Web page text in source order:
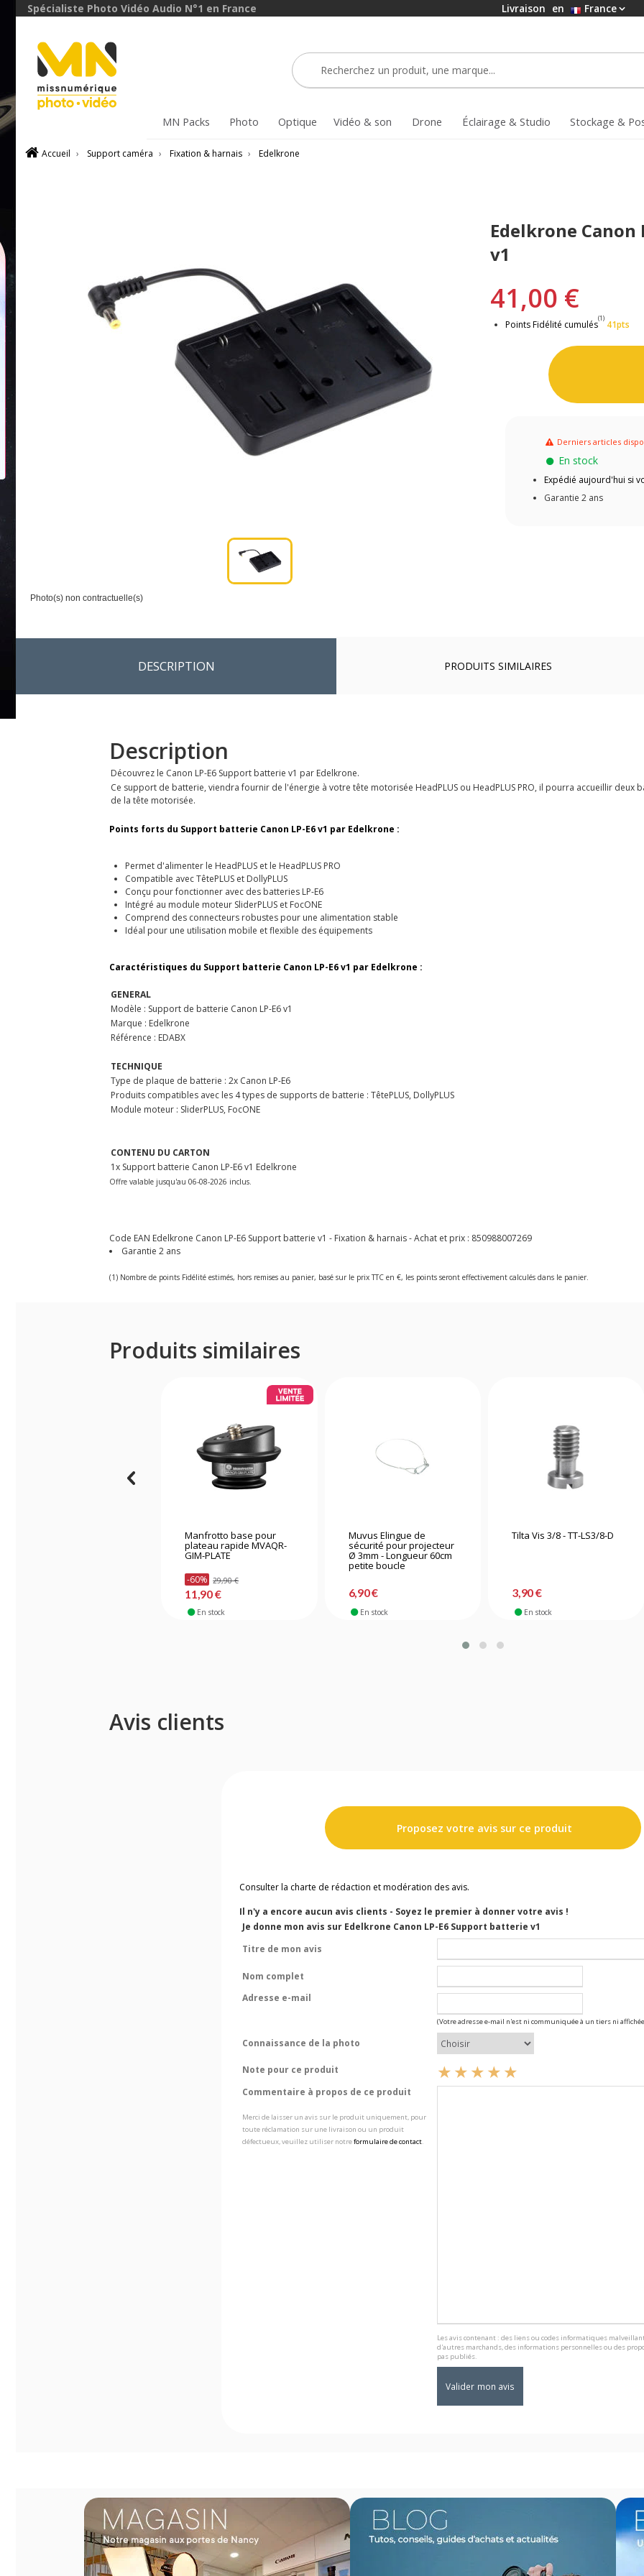
Spécialiste Photo Vidéo Audio N°1 en France Livraison en France
MN Packs Photo Optique Vidéo & son Drone Éclairage & Studio Stockage &
Accueil › Support caméra › Fixation & harnais › Edelkrone
Photo(s) non contractuelle(s)
Edelkrone
v1
41,00 €
Points Fidélité cumulés
(1)
41pts
Derniers articles
En stock
Expédié aujourd'hui si
Garantie 2 ans
DESCRIPTION PRODUITS SIMILAIRES
Description
Découvrez le Canon LP-E6 Support batterie v1 par Edelkrone.
Ce support de batterie, viendra fournir de l'énergie à votre tête motorisée HeadPLUS ou HeadPLUS PRO, il pourra accueillir deux
de la tête motorisée.
Points forts du Support batterie Canon LP-E6 v1 par Edelkrone :
Permet d'alimenter le HeadPLUS et le HeadPLUS PRO
Compatible avec TêtePLUS et DollyPLUS
Conçu pour fonctionner avec des batteries LP-E6
Intégré au module moteur SliderPLUS et FocONE
Comprend des connecteurs robustes pour une alimentation stable
Idéal pour une utilisation mobile et flexible des équipements
Caractéristiques du Support batterie Canon LP-E6 v1 par Edelkrone :
GENERAL
Modèle : Support de batterie Canon LP-E6 v1
Marque : Edelkrone
Référence : EDABX
TECHNIQUE
Type de plaque de batterie : 2x Canon LP-E6
Produits compatibles avec les 4 types de supports de batterie : TêtePLUS, DollyPLUS
Module moteur : SliderPLUS, FocONE
CONTENU DU CARTON
1x Support batterie Canon LP-E6 v1 Edelkrone
Offre valable jusqu'au 06-08-2026 inclus.
Code EAN Edelkrone Canon LP-E6 Support batterie v1 - Fixation & harnais - Achat et prix : 850988007269
Garantie 2 ans
(1) Nombre de points Fidélité estimés, hors remises au panier, basé sur le prix TTC en €, les points seront effectivement calculés dans le panier.
Produits similaires
Manfrotto base pour
plateau rapide MVAQR-
GIM-PLATE
-60% 29,90 €
11,90 €
En stock
Muvus Elingue de
sécurité pour projecteur
Ø 3mm - Longueur 60cm
petite boucle
6,90 €
En stock
Tilta Vis 3/8 - TT-LS3/8-D
3,90 €
En stock
Avis clients
Proposez votre avis sur ce produit
Consulter la charte de rédaction et modération des avis.
Il n'y a encore aucun avis clients - Soyez le premier à donner votre avis !
Je donne mon avis sur Edelkrone Canon LP-E6 Support batterie v1
Titre de mon avis
Nom complet
Adresse e-mail
(Votre adresse e-mail n'est ni communiquée à un tiers ni
Connaissance de la photo
Note pour ce produit
Commentaire à propos de ce produit
Merci de laisser un avis sur le produit uniquement, pour
toute réclamation sur une livraison ou un produit
défectueux, veuillez utiliser notreformulaire de contact.
Les avis contenant : des liens ou codes informatiques
d'autres marchands, des informations personnelles ou des
pas publiés.